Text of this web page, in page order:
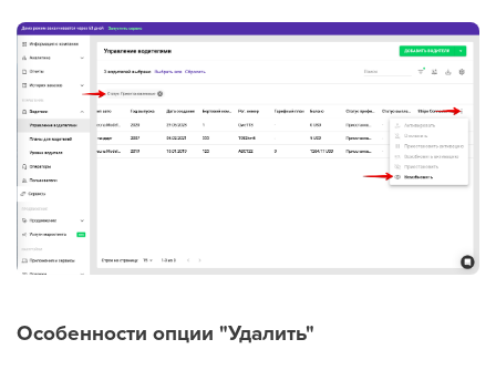
Особенности опции "Удалить"